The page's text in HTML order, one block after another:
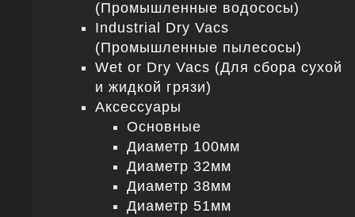
(Промышленные водососы)
Industrial Dry Vacs
(Промышленные пылесосы)
Wet or Dry Vacs (Для сбора сухой
и жидкой грязи)
Аксессуары
Основные
Диаметр 100мм
Диаметр 32мм
Диаметр 38мм
Диаметр 51мм